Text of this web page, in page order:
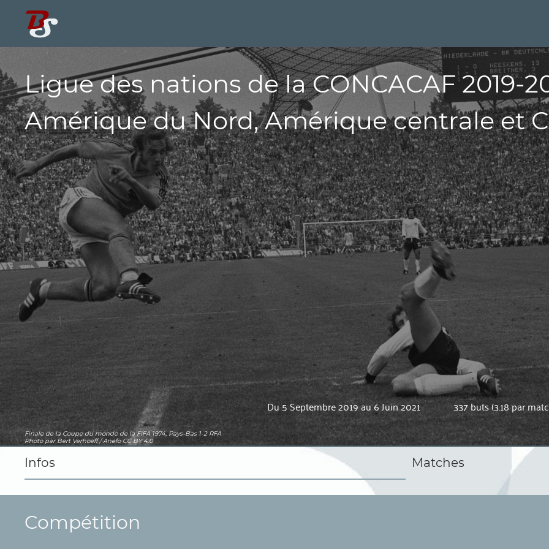
Ligue des nations de la CONCACAF 2019-
Amérique du Nord, Amérique centrale et
Du 5 Septembre 2019 au 6 Juin 2021 337 buts (3.18 par
Finale de la Coupe du monde de la FIFA 1974, Pays-Bas 1-2 RFA
Photopar Bert Verhoeff / Anefo CC BY 4.0
Infos Matches
Compétition